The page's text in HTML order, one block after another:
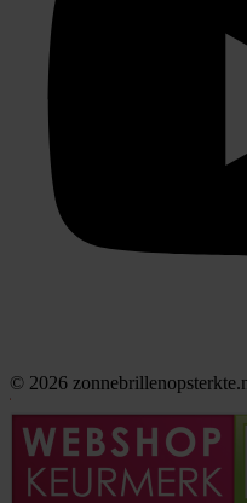
© 2026